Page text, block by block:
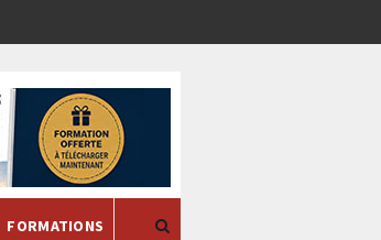
FORMATIONS